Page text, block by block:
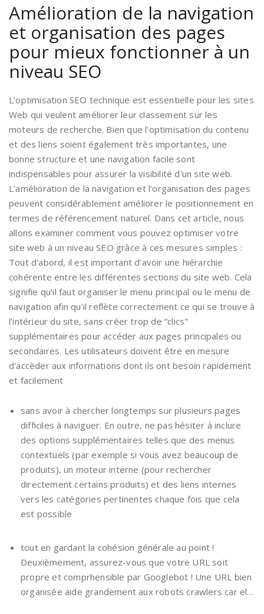
Amélioration de la navigation
et organisation des pages
pour mieux fonctionner à un
niveau SEO
L'optimisation SEO technique est essentielle pour les sites
Web qui veulent améliorer leur classement sur les
moteurs de recherche. Bien que l'optimisation du contenu
et des liens soient également très importantes, une
bonne structure et une navigation facile sont
indispensables pour assurer la visibilité d'un site web.
L’amélioration de la navigation et l’organisation des pages
peuvent considérablement améliorer le positionnement en
termes de référencement naturel. Dans cet article, nous
allons examiner comment vous pouvez optimiser votre
site web à un niveau SEO grâce à ces mesures simples :
Tout d'abord, il est important d’avoir une hiérarchie
cohérente entre les différentes sections du site web. Cela
signifie qu’il faut organiser le menu principal ou le menu de
navigation afin qu’il reflète correctement ce qui se trouve à
l’intérieur du site, sans créer trop de “clics"
supplémentaires pour accéder aux pages principales ou
secondaires. Les utilisateurs doivent être en mesure
d'accèder aux informations dont ils ont besoin rapidement
et facilement
sans avoir à chercher longtemps sur plusieurs pages
difficiles à naviguer. En outre, ne pas hésiter à inclure
des options supplémentaires telles que des menus
contextuels (par exemple si vous avez beaucoup de
produits), un moteur interne (pour rechercher
directement certains produits) et des liens internes
vers les catégories pertinentes chaque fois que cela
est possible
tout en gardant la cohésion générale au point !
Deuxièmement, assurez-vous que votre URL soit
propre et comprhensible par Googlebot ! Une URL bien
organisée aide grandement aux robots crawlers car el…